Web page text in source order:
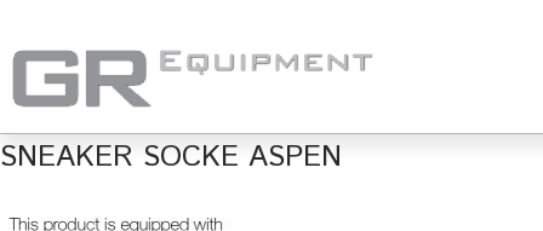
SNEAKER SOCKE ASPEN